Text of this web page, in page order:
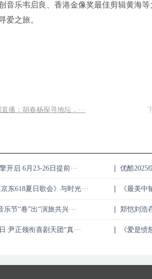
音乐韦启良、香港金像奖最佳剪辑黄海
爱之旅。
播：胡春杨探寻地坛，···
开启 6月23-26日提前··· 优酷2025
东618夏日歌会》与时光··· 《最美中
节“卷”出“演旅共兴··· 郑恺刘浩
尹正领衔喜剧天团“真··· 《爱是愤